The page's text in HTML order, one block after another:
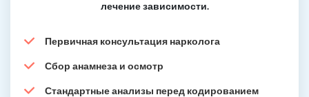
лечение зависимости.
Первичная консультация нарколога
Сбор анамнеза и осмотр
Стандартные анализы перед кодированием